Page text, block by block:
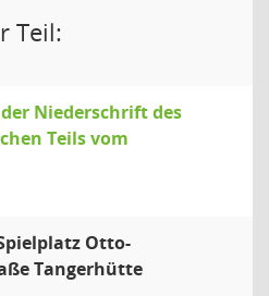
Teil:
Niederschrift des
Teils vom
Otto-
Tangerhütte